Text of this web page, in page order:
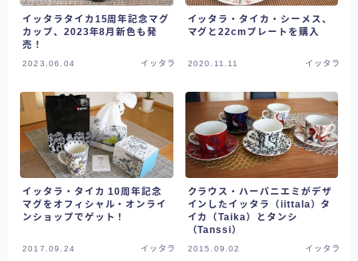
そら家の園芸
ホーム
そら家のキッチン
イッタラタイカ15周年記念マグ
カップ、2023年8月新色も発
売！
2023.06.04 イッタラ
イッタラ・タイカ・シーメス、
マグと22cmプレートを購入
2020.11.11 イッタラ
イッタラ・タイカ 10周年記念
マグをオフィシャル・オンライ
ンショップでゲット！
2017.09.24 イッタラ
クラウス・ハーパニエミがデザ
インしたイッタラ（iittala）タ
イカ（Taika）とタンシ
（Tanssi）
2015.09.02 イッタラ